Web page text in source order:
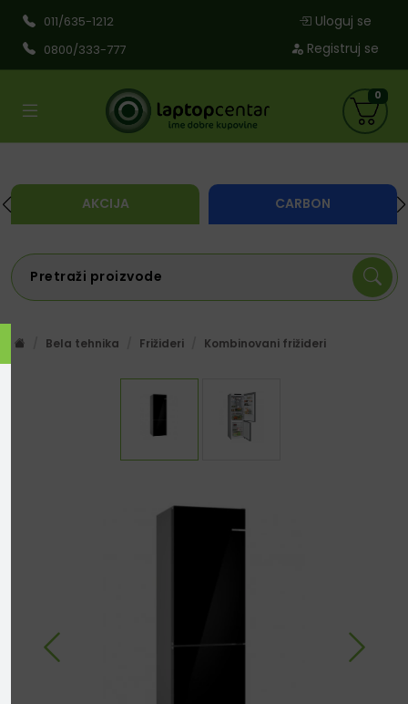
011/635-1212
0800/333-777
Uloguj se
Registruj se
AKCIJA CARBON
0
Bela tehnika Frižideri Kombinovani frižideri